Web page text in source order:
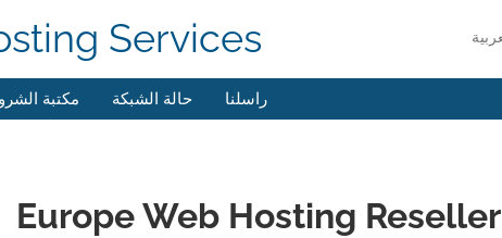
Services
مكتبة حالة الشبكة راسلنا
Europe Web Hosting Reseller